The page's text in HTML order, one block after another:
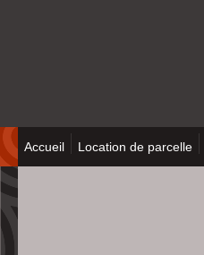
Accueil Location de parcelle